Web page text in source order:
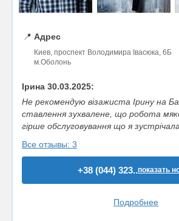
📍 Адрес
Киев, проспект Володимира Івасюка, 6Б
м.Оболонь
Ірина 30.03.2025:
Не рекомендую візажиста Ірину на
ставлення зухвалене, що робота
гірше обслуговування що я
Все отзывы: 3
+38 (044) 323..показать
Подробнее